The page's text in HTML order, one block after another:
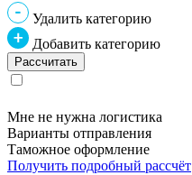
Удалить категорию
Добавить категорию
Мне не нужна логистика
Варианты отправления
Таможное оформление
Получить подробный рассчёт